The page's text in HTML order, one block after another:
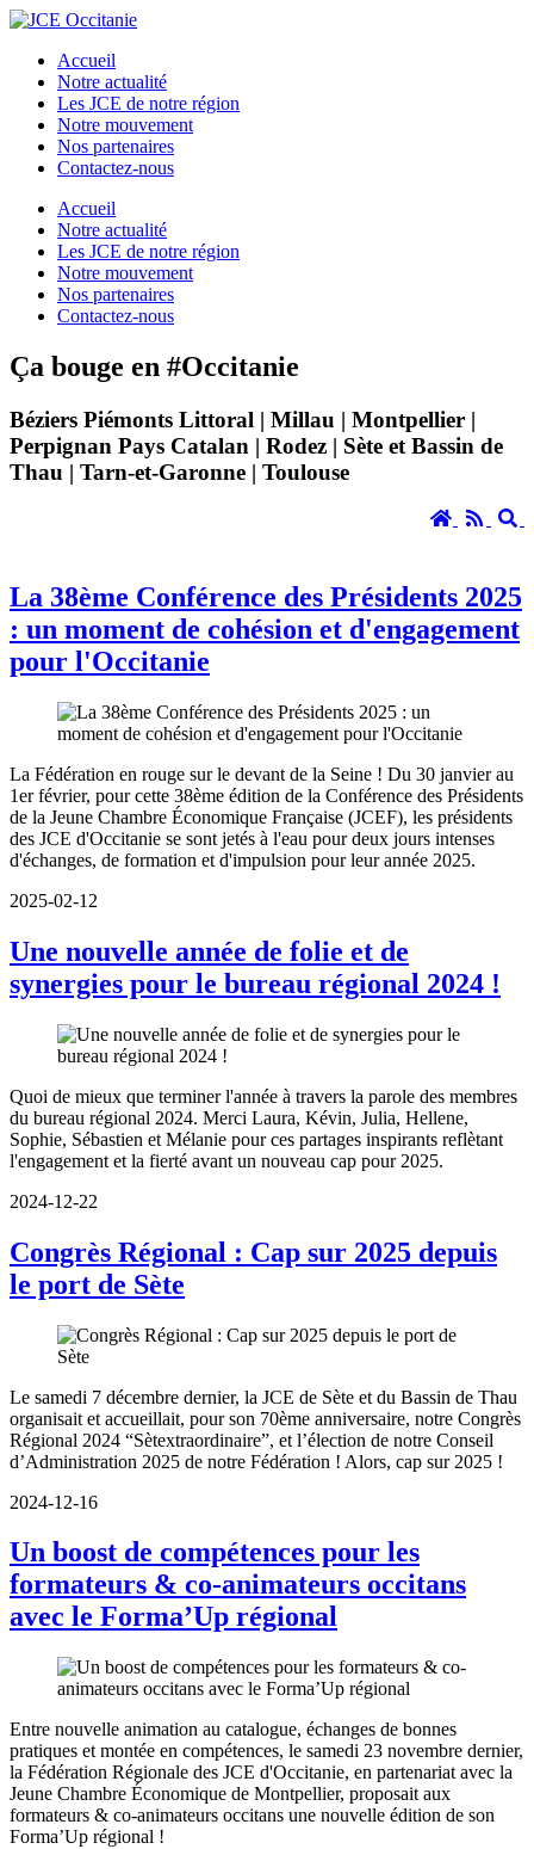
Accueil
Notre actualité
Les JCE de notre région
Notre mouvement
Nos partenaires
Contactez-nous
Accueil
Notre actualité
Les JCE de notre région
Notre mouvement
Nos partenaires
Contactez-nous
Ça bouge en #Occitanie
Béziers Piémonts Littoral | Millau | Montpellier |
Perpignan Pays Catalan | Rodez | Sète et Bassin de
Thau | Tarn-et-Garonne | Toulouse
Accueil
RSS
La 38ème Conférence des Présidents 2025
: un moment de cohésion et d'engagement
pour l'Occitanie
La Fédération en rouge sur le devant de la Seine ! Du 30 janvier au
1er février, pour cette 38ème édition de la Conférence des Présidents
de la Jeune Chambre Économique Française (JCEF), les présidents
des JCE d'Occitanie se sont jetés à l'eau pour deux jours intenses
d'échanges, de formation et d'impulsion pour leur année 2025.
2025-02-12
Une nouvelle année de folie et de
synergies pour le bureau régional 2024 !
Quoi de mieux que terminer l'année à travers la parole des membres
du bureau régional 2024. Merci Laura, Kévin, Julia, Hellene,
Sophie, Sébastien et Mélanie pour ces partages inspirants reflètant
l'engagement et la fierté avant un nouveau cap pour 2025.
2024-12-22
Congrès Régional : Cap sur 2025 depuis
le port de Sète
Le samedi 7 décembre dernier, la JCE de Sète et du Bassin de Thau
organisait et accueillait, pour son 70ème anniversaire, notre Congrès
Régional 2024 “Sètextraordinaire”, et l’élection de notre Conseil
d’Administration 2025 de notre Fédération ! Alors, cap sur 2025 !
2024-12-16
Un boost de compétences pour les
formateurs & co-animateurs occitans
avec le Forma’Up régional
Entre nouvelle animation au catalogue, échanges de bonnes
pratiques et montée en compétences, le samedi 23 novembre dernier,
la Fédération Régionale des JCE d'Occitanie, en partenariat avec la
Jeune Chambre Économique de Montpellier, proposait aux
formateurs & co-animateurs occitans une nouvelle édition de son
Forma’Up régional !